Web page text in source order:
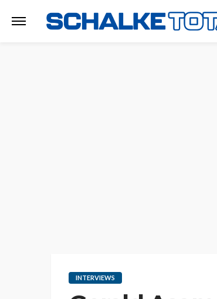
INTERVIEWS